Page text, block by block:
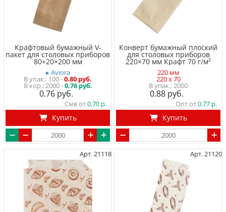
Крафтовый бумажный V-
пакет для столовых приборов
80+20×200 мм
▸ Aviora
100-0.80 руб.
2000 -0.76 руб.
0.76
Смв от0.70
Купить
Конверт бумажный плоский
для столовых приборов
220×70 мм Крафт 70 г/м²
220 мм
220 x 70
2000
0.88
Опт от0.77
Купить
Арт. 21118 Арт. 21120